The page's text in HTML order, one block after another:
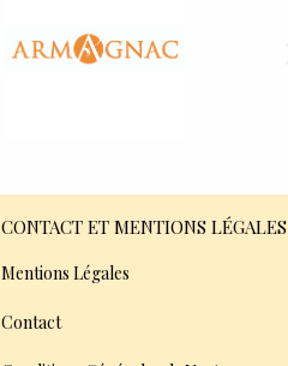
CONTACT ET MENTIONS LÉGALES
Mentions Légales
Contact